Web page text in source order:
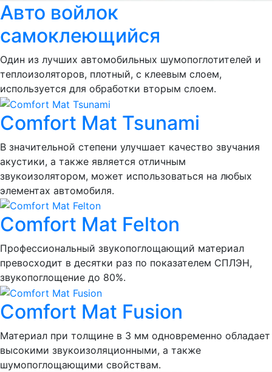
Авто войлок
самоклеющийся
Один из лучших автомобильных шумопоглотителей и
теплоизоляторов, плотный, с клеевым слоем,
используется для обработки вторым слоем.
Comfort Mat Tsunami
В значительной степени улучшает качество звучания
акустики, а также является отличным
звукоизолятором, может использоваться на любых
элементах автомобиля.
Comfort Mat Felton
Профессиональный звукопоглощающий материал
превосходит в десятки раз по показателем СПЛЭН,
звукопоглощение до 80%.
Comfort Mat Fusion
Материал при толщине в 3 мм одновременно обладает
высокими звукоизоляционными, а также
шумопоглощающими свойствам.